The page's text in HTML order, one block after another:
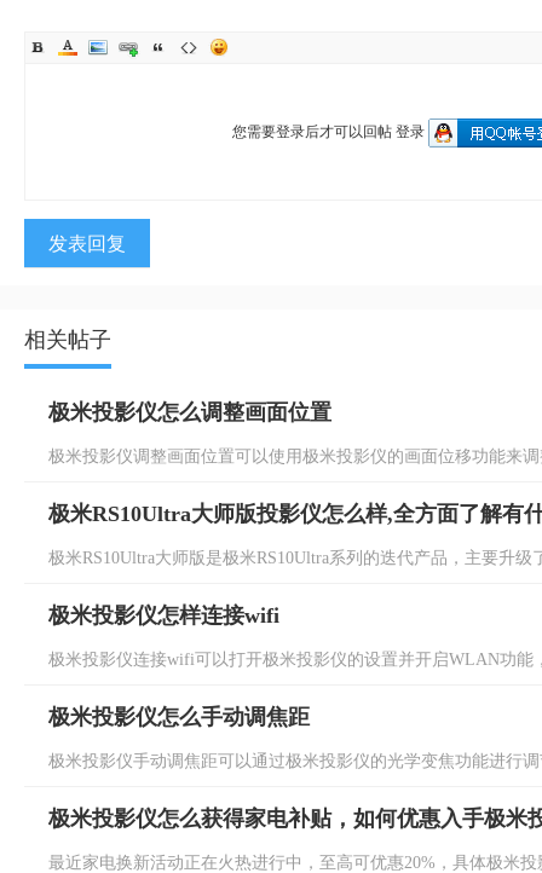
您需要登录后才可以回帖 登录
发表回复
相关帖子
极米投影仪怎么调整画面位置
极米投影仪调整画面位置可以使用极米投影仪的画面位移功能来
极米RS10Ultra大师版投影仪怎么样,全方面了解有
极米RS10Ultra大师版是极米RS10Ultra系列的迭代产品，主要升
极米投影仪怎样连接wifi
极米投影仪连接wifi可以打开极米投影仪的设置并开启WLAN功
极米投影仪怎么手动调焦距
极米投影仪手动调焦距可以通过极米投影仪的光学变焦功能进行
极米投影仪怎么获得家电补贴，如何优惠入手极米
最近家电换新活动正在火热进行中，至高可优惠20%，具体极米